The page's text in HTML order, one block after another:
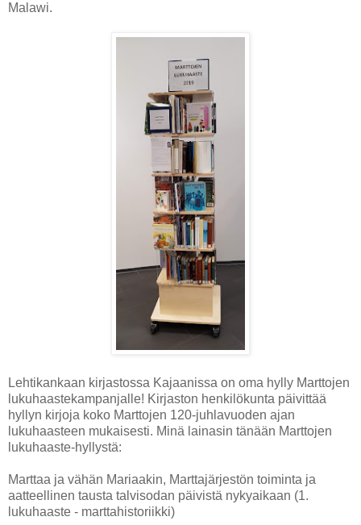
Malawi.
Lehtikankaan kirjastossa Kajaanissa on oma hylly Marttojen
lukuhaastekampanjalle! Kirjaston henkilökunta päivittää
hyllyn kirjoja koko Marttojen 120-juhlavuoden ajan
lukuhaasteen mukaisesti. Minä lainasin tänään Marttojen
lukuhaaste-hyllystä:
Marttaa ja vähän Mariaakin, Marttajärjestön toiminta ja
aatteellinen tausta talvisodan päivistä nykyaikaan (1.
lukuhaaste - marttahistoriikki)